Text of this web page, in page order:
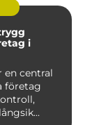
i
en central
företag